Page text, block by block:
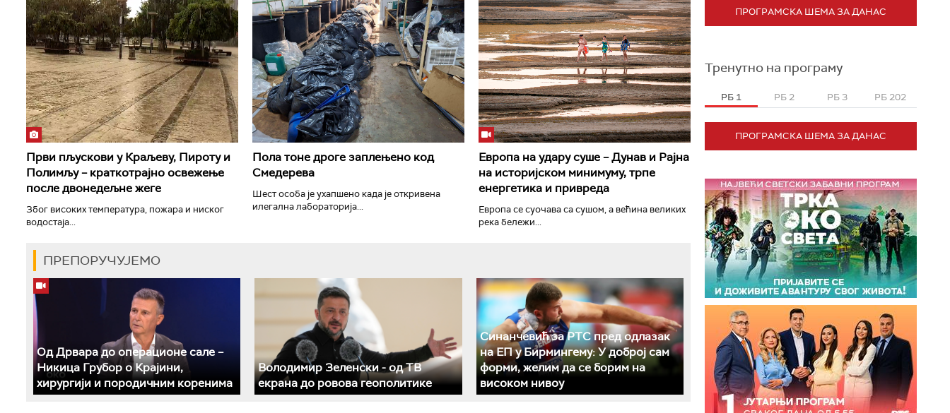
Први пљускови у Краљеву, Пироту и
Полимљу – краткотрајно освежење
после двонедељне жеге
Због високих температура, пожара и ниског
водостаја...
Пола тоне дроге заплењено код
Смедерева
Шест особа је ухапшено када је откривена
илегална лабораторија...
Европа на удару суше – Дунав и Рајна
на историјском минимуму, трпе
енергетика и привреда
Европа се суочава са сушом, а већина великих
река бележи...
ПРЕПОРУЧУЈЕМО
Од Дрвара до операционе сале –
Никица Грубор о Крајини,
хирургији и породичним коренима
Володимир Зеленски - од ТВ
екрана до ровова геополитике
Синанчевић за РТС пред одлазак
на ЕП у Бирмингему: У доброј сам
форми, желим да се борим на
високом нивоу
ПРОГРАМСКА ШЕМА ЗА ДАНАС
Тренутно на програму
РБ 1 РБ 2 РБ 3 РБ 202
ПРОГРАМСКА ШЕМА ЗА ДАНАС